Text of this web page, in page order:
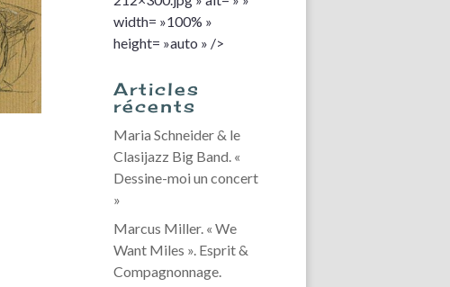
width= »100% »
height= »auto » />
Articles
récents
Maria Schneider & le
Clasijazz Big Band. «
Dessine-moi un concert
»
Marcus Miller. « We
Want Miles ». Esprit &
Compagnonnage.